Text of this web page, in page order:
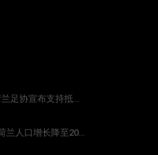
足协宣布支持抵...
兰人口增长降至20...